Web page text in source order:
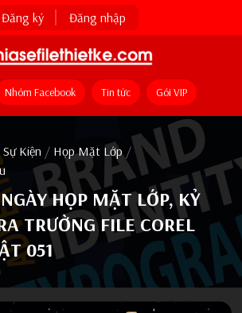
Đăng ký Đăng nhập
Nhóm Facebook Tin tức Gói VIP
Kiện / Họp Mặt Lớp /
HỌP MẶT LỚP, KỶ
TRƯỜNG FILE COREL
051